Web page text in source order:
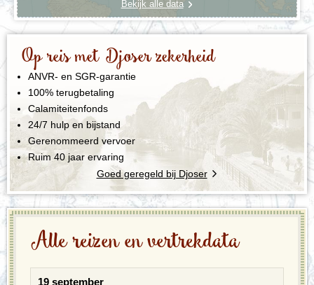
Bekijk alle data
Op reis met Djoser zekerheid
ANVR- en SGR-garantie
100% terugbetaling
Calamiteitenfonds
24/7 hulp en bijstand
Gerenommeerd vervoer
Ruim 40 jaar ervaring
Goed geregeld bij Djoser
Alle reizen en vertrekdata
19 september